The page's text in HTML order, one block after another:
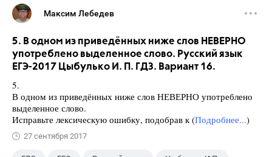
Максим Лебедев
5. В одном из приведённых ниже слов НЕВЕРНО
употреблено выделенное слово. Русский язык
ЕГЭ-2017 Цыбулько И. П. ГДЗ. Вариант 16.
5.
В одном из приведённых ниже слов НЕВЕРНО употреблено
выделенное слово.
Исправьте лексическую ошибку, подобрав к (Подробнее...)
27 сентября 2017